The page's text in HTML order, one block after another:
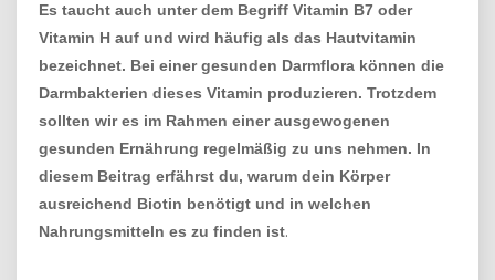
Es taucht auch unter dem Begriff Vitamin B7 oder
Vitamin H auf und wird häufig als das Hautvitamin
bezeichnet. Bei einer gesunden Darmflora können die
Darmbakterien dieses Vitamin produzieren. Trotzdem
sollten wir es im Rahmen einer ausgewogenen
gesunden Ernährung regelmäßig zu uns nehmen. In
diesem Beitrag erfährst du, warum dein Körper
ausreichend Biotin benötigt und in welchen
Nahrungsmitteln es zu finden ist.